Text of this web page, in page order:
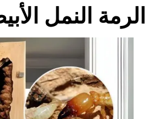
الرمة النمل